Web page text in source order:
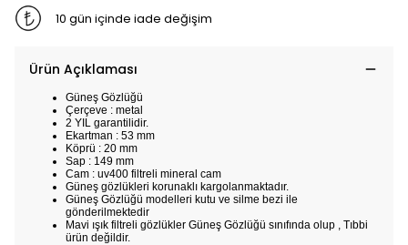
10 gün içinde iade değişim
Ürün Açıklaması
Güneş Gözlüğü
Çerçeve : metal
2 YIL garantilidir.
Ekartman : 53 mm
Köprü : 20 mm
Sap : 149 mm
Cam : uv400 filtreli mineral cam
Güneş gözlükleri korunaklı kargolanmaktadır.
Güneş Gözlüğü modelleri kutu ve silme bezi ile
gönderilmektedir
Mavi ışık filtreli gözlükler Güneş Gözlüğü sınıfında olup , Tıbbi
ürün değildir.